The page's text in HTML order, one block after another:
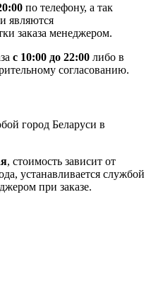
по телефону, а так
являются
заказа менеджером.
с 10:00 до 22:00 либо в
согласованию.
город Беларуси в
, стоимость зависит от
устанавливается службой
при заказе.